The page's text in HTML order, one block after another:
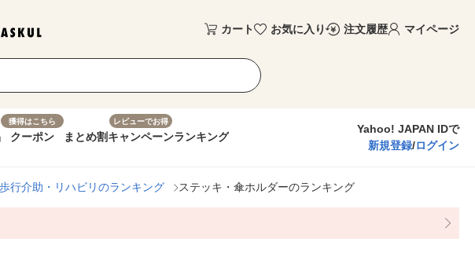
カート お気に入り 注文履歴 マイページ
獲得はこちら
クーポン まとめ割
レビューでお得
キャンペーンランキング
Yahoo! JAPAN IDで
新規登録/ログイン
歩行介助・リハビリのランキング ステッキ・傘ホルダーのランキング